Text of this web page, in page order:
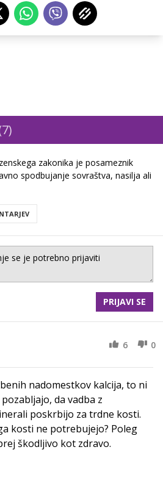
zakonika je posameznik
spodbujanje sovraštva, nasilja ali
PRIJAVI SE
6 0
nadomestkov kalcija, to ni
da vadba z
poskrbijo za trdne kosti.
kosti ne potrebujejo? Poleg
škodljivo kot zdravo.